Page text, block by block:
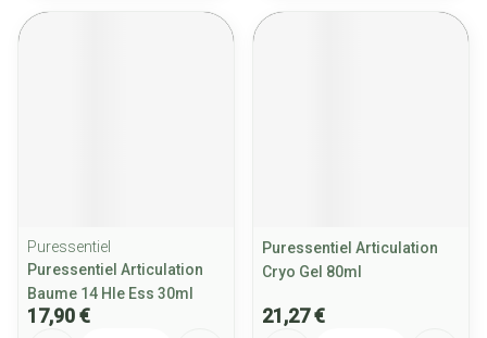
Puressentiel
Puressentiel Articulation
Baume 14 Hle Ess 30ml
17,90 €
Puressentiel Articulation
Cryo Gel 80ml
21,27 €